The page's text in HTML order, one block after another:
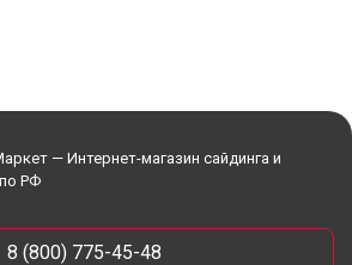
— Интернет-магазин сайдинга и
РФ
8 (800) 775-45-48